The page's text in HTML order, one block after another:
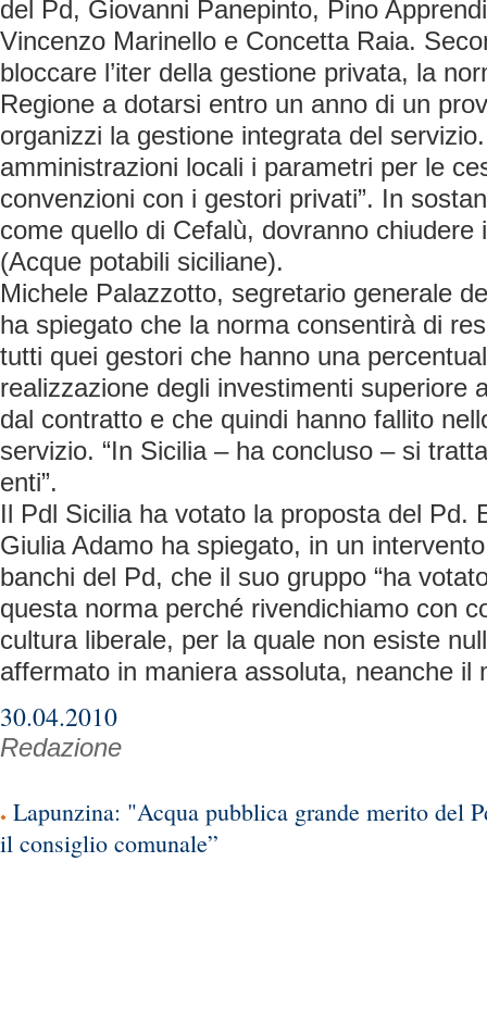
del Pd, Giovanni Panepinto, Pino
Vincenzo Marinello e Concetta Raia.
bloccare l’iter della gestione privata, la
Regione a dotarsi entro un anno di un
organizzi la gestione integrata del
amministrazioni locali i parametri per le
convenzioni con i gestori privati”. In
come quello di Cefalù, dovranno chiudere
(Acque potabili siciliane).
Michele Palazzotto, segretario generale
ha spiegato che la norma consentirà di
tutti quei gestori che hanno una
realizzazione degli investimenti superiore
dal contratto e che quindi hanno fallito
servizio. “In Sicilia – ha concluso – si
enti”.
Il Pdl Sicilia ha votato la proposta del Pd.
Giulia Adamo ha spiegato, in un
banchi del Pd, che il suo gruppo “ha
questa norma perché rivendichiamo con
cultura liberale, per la quale non esiste
affermato in maniera assoluta, neanche il
30.04.2010
Redazione
Lapunzina: "Acqua pubblica grande merito del
il consiglio comunale”